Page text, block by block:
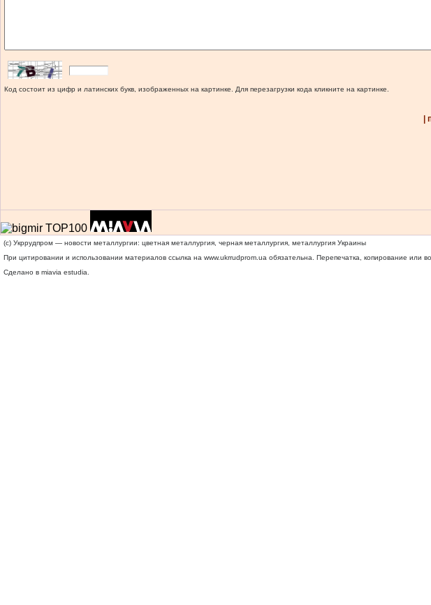
Код состоит из цифр и латинских букв, изображенных на картинке. Для перезагрузки кода кликните на картинке.
|
(c) Укррудпром — новости металлургии: цветная металлургия, черная металлургия, металлургия Украины
При цитировании и использовании материалов ссылка на www.ukrrudprom.ua обязательна. Перепечатка, копирование или
Сделано в miavia estudia.